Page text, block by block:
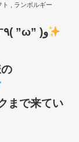
ランボルギー
みなさんこんばんは～MATSUです٩( ”ω” )و
まで来てい